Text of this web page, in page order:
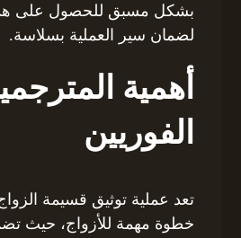
بشكل مسبق للحصول على
لضمان سير العملية بسلاسة.
أهمية
الفوريين
تعد عملية توثيق قسيمة
خطوة مهمة للأزواج، حيث